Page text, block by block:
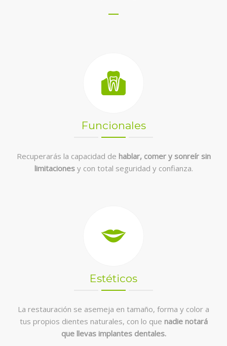
Funcionales
Recuperarás la capacidad de hablar, comer y sonreír sin
limitacionesy con total seguridad y confianza.
Estéticos
La restauración se asemeja en tamaño, forma y color a
tus propios dientes naturales, con lo que nadie notará
que llevas implantes dentales.